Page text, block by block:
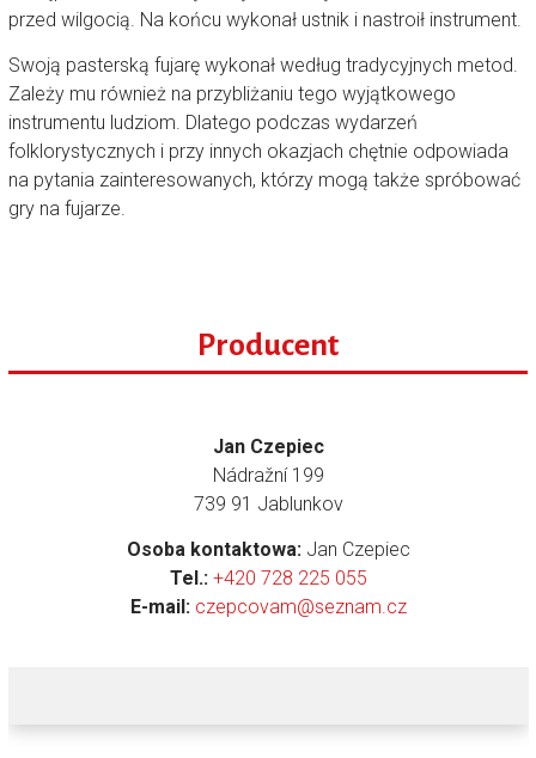
przed wilgocią. Na końcu wykonał ustnik i nastroił instrument.
Swoją pasterską fujarę wykonał według tradycyjnych metod.
Zależy mu również na przybliżaniu tego wyjątkowego
instrumentu ludziom. Dlatego podczas wydarzeń
folklorystycznych i przy innych okazjach chętnie odpowiada
na pytania zainteresowanych, którzy mogą także spróbować
gry na fujarze.
Producent
Jan Czepiec
Nádražní 199
739 91 Jablunkov
Osoba kontaktowa:Jan Czepiec
Tel.: +420 728 225 055
E-mail: czepcovam@seznam.cz